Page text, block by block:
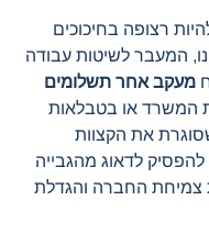
רצופה בחיכוכים
המעבר לשיטות עבודה
מעקב אחר תשלומים
המשרד או בטבלאות
את הקצוות
להפסיק לדאוג מהגבייה
צמיחת החברה והגדלת